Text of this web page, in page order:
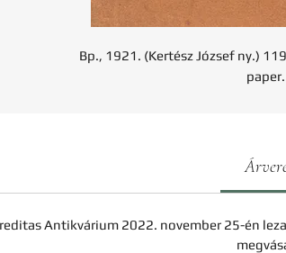
Bp., 1921. (Kertész József ny.)
Antikvárium 2022. november 25-én